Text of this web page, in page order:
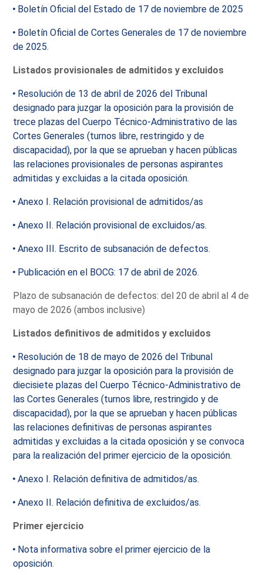
Boletín Oficial del Estado de 17 de noviembre de 2025
Boletín Oficial de Cortes Generales de 17 de noviembre
de 2025.
Listados provisionales de admitidos y excluidos
Resolución de 13 de abril de 2026 del Tribunal
designado para juzgar la oposición para la provisión de
trece plazas del Cuerpo Técnico-Administrativo de las
Cortes Generales (turnos libre, restringido y de
discapacidad), por la que se aprueban y hacen públicas
las relaciones provisionales de personas aspirantes
admitidas y excluidas a la citada oposición.
Anexo I. Relación provisional de admitidos/as
Anexo II. Relación provisional de excluidos/as.
Anexo III. Escrito de subsanación de defectos.
Publicación en el BOCG: 17 de abril de 2026.
Plazo de subsanación de defectos: del 20 de abril al 4 de
mayo de 2026 (ambos inclusive)
Listados definitivos de admitidos y excluidos
Resolución de 18 de mayo de 2026 del Tribunal
designado para juzgar la oposición para la provisión de
diecisiete plazas del Cuerpo Técnico-Administrativo de
las Cortes Generales (turnos libre, restringido y de
discapacidad), por la que se aprueban y hacen públicas
las relaciones definitivas de personas aspirantes
admitidas y excluidas a la citada oposición y se convoca
para la realización del primer ejercicio de la oposición.
Anexo I. Relación definitiva de admitidos/as.
Anexo II. Relación definitiva de excluidos/as.
Primer ejercicio
Nota informativa sobre el primer ejercicio de la
oposición.